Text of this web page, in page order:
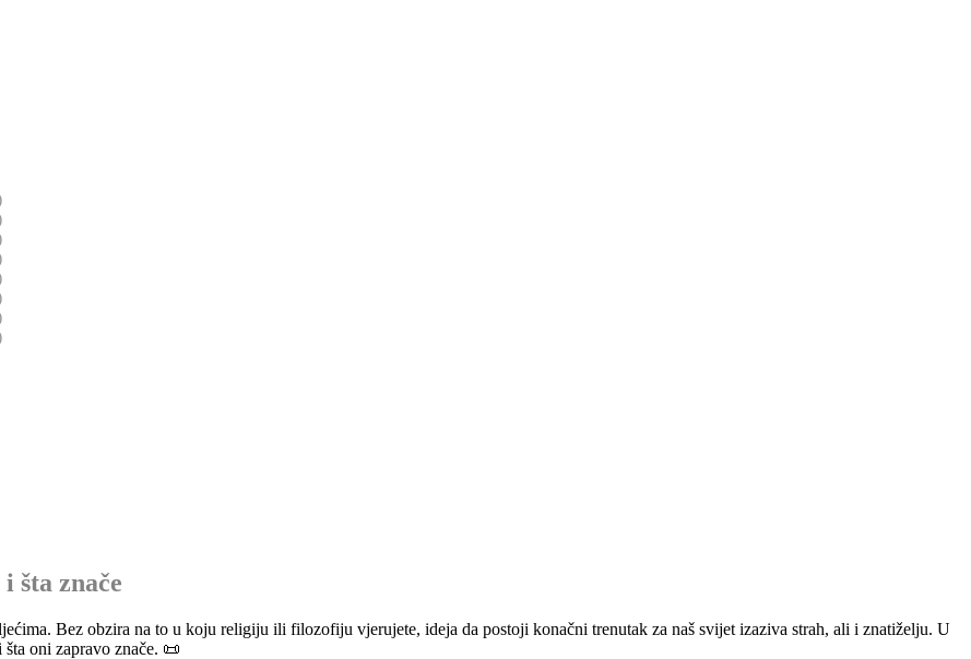
šta znače
Bez obzira na to u koju religiju ili filozofiju vjerujete, ideja da postoji konačni trenutak za naš svijet izaziva strah, ali i znatiželju. U
oni zapravo znače. 📜